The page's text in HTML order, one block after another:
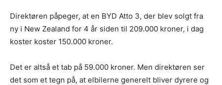
Direktøren påpeger, at en BYD Atto 3, der blev solgt fra
ny i New Zealand for 4 år siden til 209.000 kroner, i dag
koster koster 150.000 kroner.
Det er altså et tab på 59.000 kroner. Men direktøren ser
det som et tegn på, at elbilerne generelt bliver dyrere og